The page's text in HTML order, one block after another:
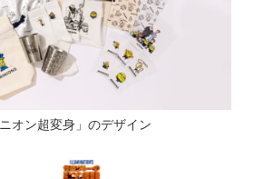
オン超変身」のデザイン